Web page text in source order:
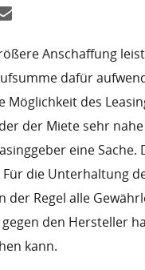
Anschaffung
dafür
Möglichkeit des
der Miete sehr
eine
die Unterhaltung
der Regel alle
den Hersteller
kann.